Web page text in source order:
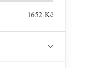
1652 Kč